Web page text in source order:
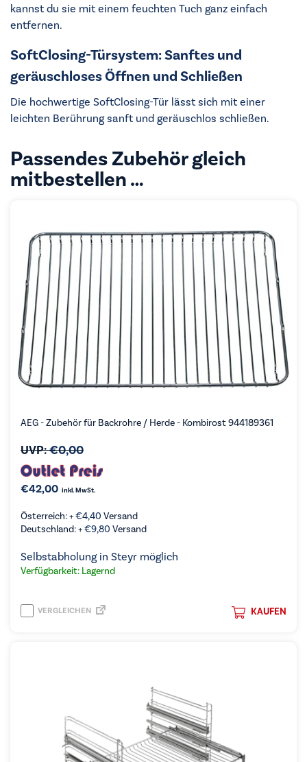
kannst du sie mit einem feuchten Tuch ganz einfach
entfernen.
SoftClosing-Türsystem: Sanftes und
geräuschloses Öffnen und Schließen
Die hochwertige SoftClosing-Tür lässt sich mit einer
leichten Berührung sanft und geräuschlos schließen.
Passendes Zubehör gleich
mitbestellen …
AEG - Zubehör für Backrohre / Herde - Kombirost 944189361
UVP:€0,00
€42,00 inkl. MwSt.
Österreich: +€4,40 Versand
Deutschland: +€9,80 Versand
Selbstabholung in Steyr möglich
Verfügbarkeit: Lagernd
KAUFEN
VERGLEICHEN